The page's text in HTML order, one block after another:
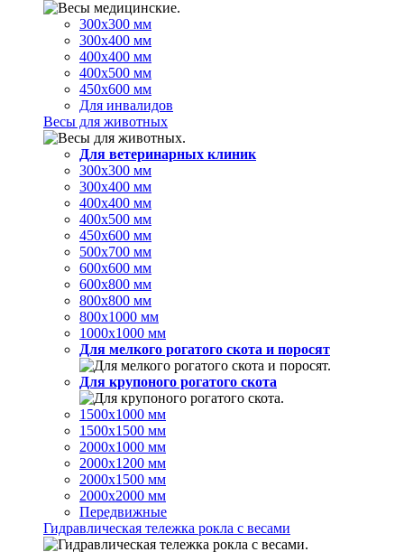
300х300 мм
300х400 мм
400х400 мм
400х500 мм
450х600 мм
Для инвалидов
Весы для животных
Для ветеринарных клиник
300х300 мм
300х400 мм
400х400 мм
400х500 мм
450х600 мм
500х700 мм
600х600 мм
600х800 мм
800х800 мм
800х1000 мм
1000х1000 мм
Для мелкого рогатого скота и поросят
Для крупоного рогатого скота
1500х1000 мм
1500х1500 мм
2000х1000 мм
2000х1200 мм
2000х1500 мм
2000х2000 мм
Передвижные
Гидравлическая тележка рокла с весами